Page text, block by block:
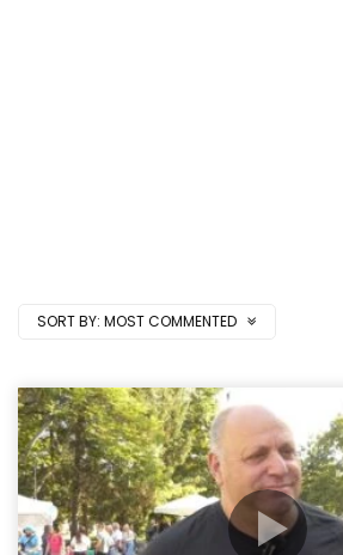
SORT BY: MOST COMMENTED